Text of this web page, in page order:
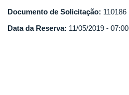
Documento de Solicitação: 110186
Data da Reserva: 11/05/2019 - 07:00